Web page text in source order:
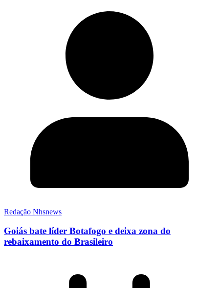
Redação Nhsnews
Goiás bate líder Botafogo e deixa zona do
rebaixamento do Brasileiro